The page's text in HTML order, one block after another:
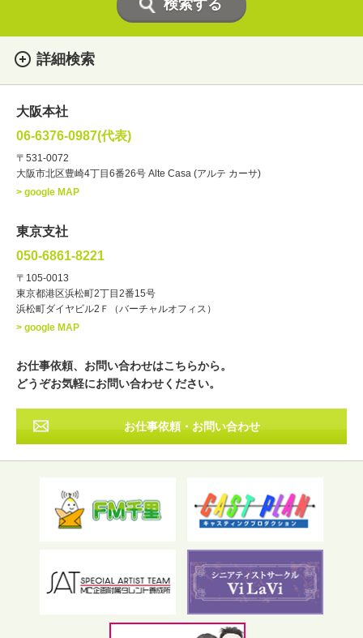
詳細検索
・性別
・ジャンル
ナレーター レポーター
・年齢
・出身地 北海道 東北
その他
フリーワード検索
大阪本社
06-6376-0987(代表)
〒531-0072
大阪市北区豊崎4丁目6番26号 Alte Casa (アルテ カーサ)
> google MAP
東京支社
050-6861-8221
〒105-0013
東京都港区浜松町2丁目2番15号
浜松町ダイヤビル2Ｆ（バーチャルオフィス）
> google MAP
お仕事依頼、お問い合わせはこちらから。
どうぞお気軽にお問い合わせください。
お仕事依頼・お問い合わせ